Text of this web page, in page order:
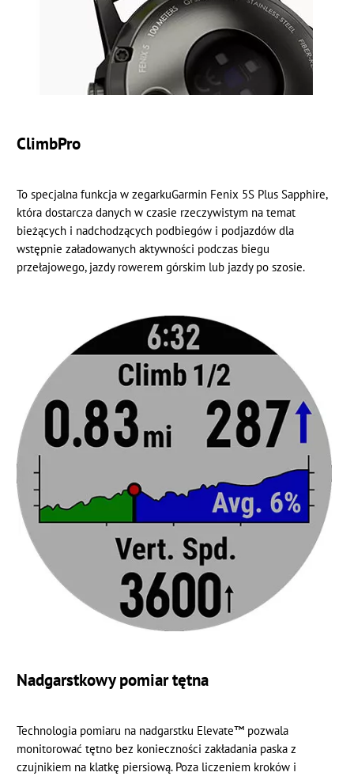
ClimbPro
To specjalna funkcja w zegarkuGarmin Fenix 5S Plus Sapphire,
która dostarcza danych w czasie rzeczywistym na temat
bieżących i nadchodzących podbiegów i podjazdów dla
wstępnie załadowanych aktywności podczas biegu
przełajowego, jazdy rowerem górskim lub jazdy po szosie.
Nadgarstkowy pomiar tętna
Technologia pomiaru na nadgarstku Elevate™ pozwala
monitorować tętno bez konieczności zakładania paska z
czujnikiem na klatkę piersiową. Poza liczeniem kroków i